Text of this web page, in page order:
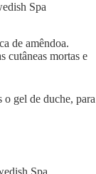
de amêndoa.
cutâneas mortas e
o gel de duche, para